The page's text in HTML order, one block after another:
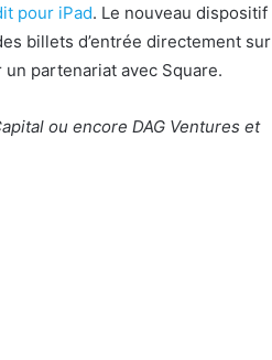
pour iPad. Le nouveau dispositif
billets d’entrée directement sur
partenariat avec Square.
ou encore DAG Ventures et